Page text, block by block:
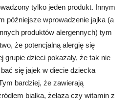
tylko jeden produkt. Innym
późniejsze wprowadzenie jajka (a
produktów alergennych) tym
że potencjalną alergię się
grupie dzieci pokazały, że tak nie
się jajek w diecie dziecka
bardziej, że zawierają
białka, żelaza czy witamin z